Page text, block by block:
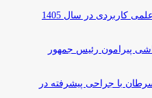
کاربردی در سال 1405
پیرامون رئیس جمهور
با جراحی پیشرفته در